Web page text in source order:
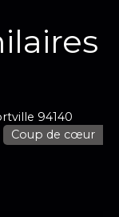
Coup de cœur